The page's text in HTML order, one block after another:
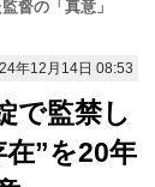
督の「真意」
年12月14日 08:53
で監禁し
”を20年